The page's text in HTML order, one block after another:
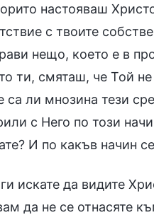
настояваш
с твоите
нещо, което е в
ти, смяташ, че Той не
са ли мнозина тези
с Него по този
И по какъв начин
искате да видите
да не се отнасяте